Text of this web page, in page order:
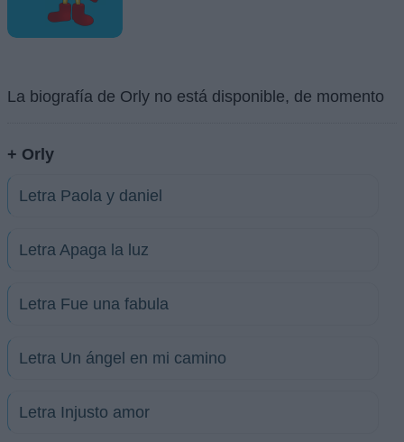
La biografía de Orly no está disponible, de momento
+ Orly
Letra Paola y daniel
Letra Apaga la luz
Letra Fue una fabula
Letra Un ángel en mi camino
Letra Injusto amor